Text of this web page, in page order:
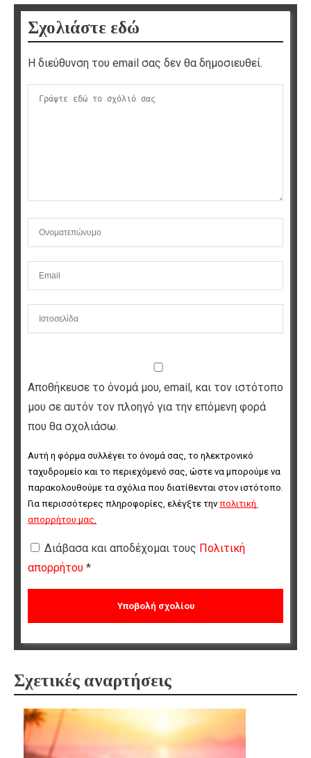
Σχολιάστε εδώ
Η διεύθυνση του email σας δεν θα δημοσιευθεί.
Αποθήκευσε το όνομά μου, email, και τον ιστότοπο
μου σε αυτόν τον πλοηγό για την επόμενη φορά
που θα σχολιάσω.
Αυτή η φόρμα συλλέγει το όνομά σας, το ηλεκτρονικό
ταχυδρομείο και το περιεχόμενό σας, ώστε να μπορούμε να
παρακολουθούμε τα σχόλια που διατίθενται στον ιστότοπο.
Για περισσότερες πληροφορίες, ελέγξτε την πολιτική
απορρήτου μας.
Διάβασα και αποδέχομαι τους Πολιτική
απορρήτου *
Σχετικές αναρτήσεις